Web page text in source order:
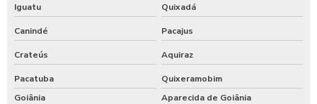
Iguatu Quixadá
Canindé Pacajus
Crateús Aquiraz
Pacatuba
Quixeramobim
Goiânia
Aparecida de Goiânia